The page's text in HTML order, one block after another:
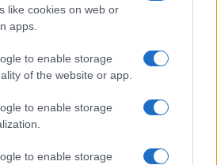
like cookies on web or
apps.
to enable storage
of the website or app.
to enable storage
to enable storage